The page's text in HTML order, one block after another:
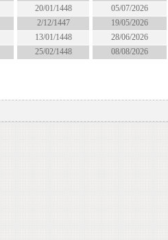
05/07/2026
19/05/2026
28/06/2026
08/08/2026
20/01/1448
2/12/1447
13/01/1448
25/02/1448